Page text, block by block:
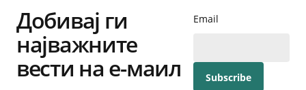
Добивај ги
најважните
вести на е-маил
Email